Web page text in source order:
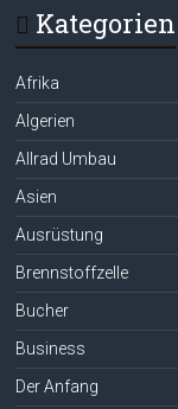
Kategorien
Afrika
Algerien
Allrad Umbau
Asien
Ausrüstung
Brennstoffzelle
Bucher
Business
Der Anfang